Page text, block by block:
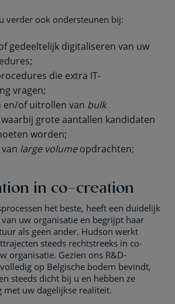
verder ook ondersteunen bij:
gedeeltelijk digitaliseren van uw
die extra IT-
vragen;
en/of uitrollen van bulk
grote aantallen kandidaten
worden;
large volumeopdrachten;
in co-creation
het beste, heeft een duidelijk
uw organisatie en begrijpt haar
als geen ander. Hudson werkt
steeds rechtstreeks in co-
organisatie. Gezien ons R&D-
op Belgische bodem bevindt,
steeds dicht bij u en hebben ze
met uw dagelijkse realiteit.